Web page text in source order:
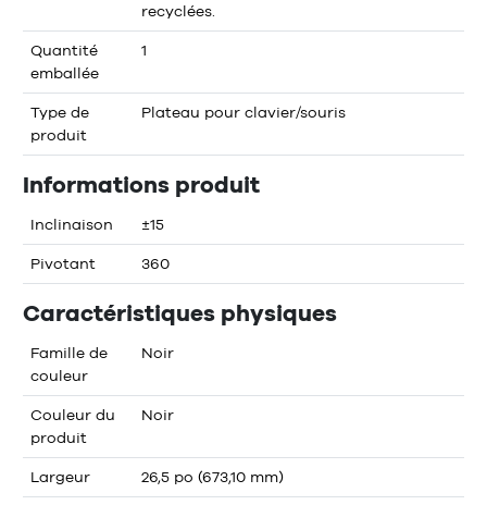
recyclées.
Quantité
emballée
1
Type de
produit
Plateau pour clavier/souris
Informations produit
Inclinaison ±15
Pivotant 360
Caractéristiques physiques
Famille de
couleur
Noir
Couleur du
produit
Noir
Largeur 26,5 po (673,10 mm)